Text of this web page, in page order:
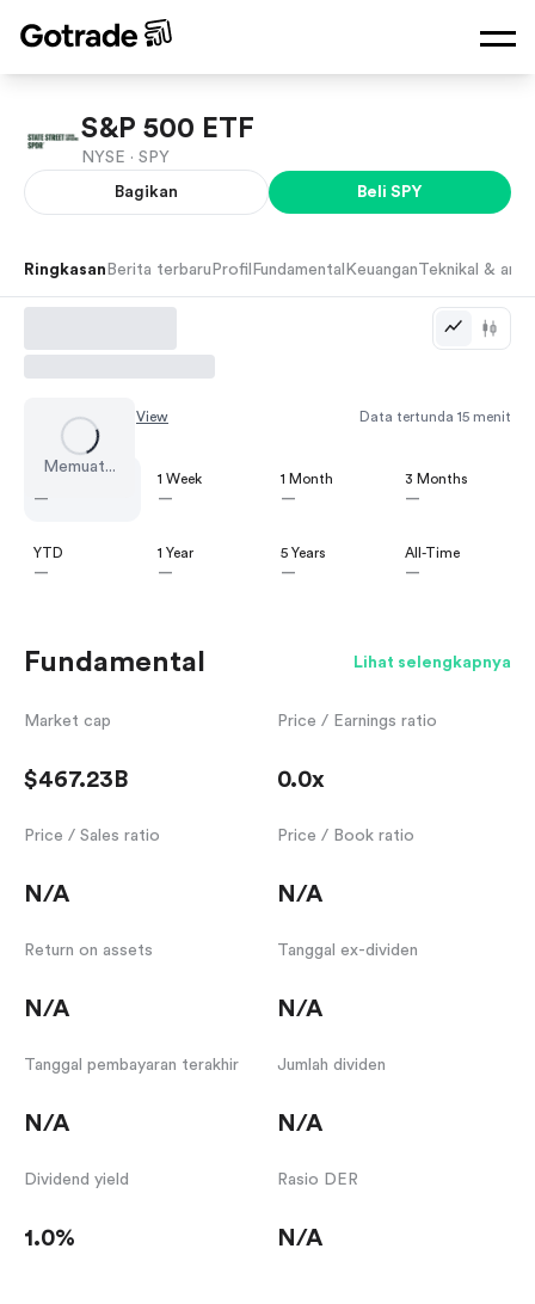
S&P 500 ETF
NYSE · SPY
Bagikan Beli SPY
Ringkasan Berita terbaru Profil Fundamental Keuangan Teknikal &
Memuat...
Chart by TradingView Data tertunda 15 menit
—
1 Week
—
1 Month
—
3 Months
—
YTD
—
1 Year
—
5 Years
—
All-Time
—
Fundamental Lihat selengkapnya
Market cap
$467.23B
Price / Earnings ratio
0.0x
Price / Sales ratio
N/A
Price / Book ratio
N/A
Return on assets
N/A
Tanggal ex-dividen
N/A
Tanggal pembayaran terakhir
N/A
Jumlah dividen
N/A
Dividend yield
1.0%
Rasio DER
N/A